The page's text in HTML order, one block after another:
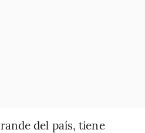
del país, tiene